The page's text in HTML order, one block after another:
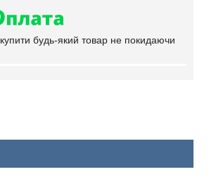
будь-який товар не покидаючи